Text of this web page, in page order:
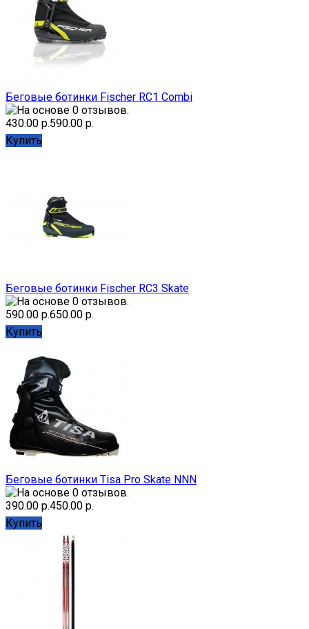
Беговые ботинки Fischer RC1 Combi
430.00 р.590.00 р.
Купить
Беговые ботинки Fischer RC3 Skate
590.00 р.650.00 р.
Купить
Беговые ботинки Tisa Pro Skate NNN
390.00 р.450.00 р.
Купить